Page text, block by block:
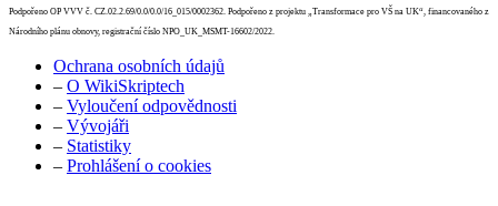
Podpořeno OP VVV č. CZ.02.2.69/0.0/0.0/16_015/0002362. Podpořeno z projektu „Transformace pro VŠ na UK“, financovaného z
Národního plánu obnovy, registrační číslo NPO_UK_MSMT-16602/2022.
Ochrana osobních údajů
– O WikiSkriptech
– Vyloučení odpovědnosti
– Vývojáři
– Statistiky
– Prohlášení o cookies